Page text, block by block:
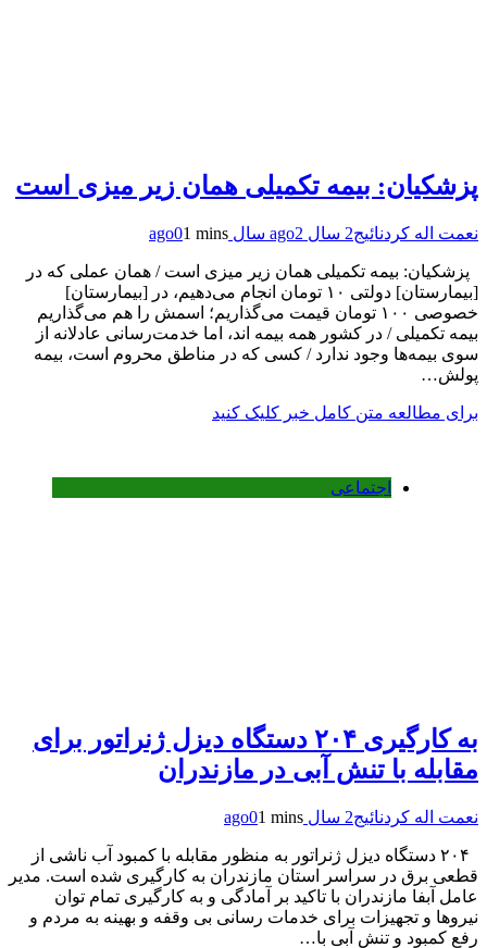
پزشکیان: بیمه تکمیلی همان زیر میزی است
نعمت اله کردنائیج2 سال ago 2 سال ago 01 mins
پزشکیان: بیمه تکمیلی همان زیر میزی است / همان عملی که در
[بیمارستان] دولتی ۱۰ تومان انجام می‌دهیم، در [بیمارستان]
خصوصی ۱۰۰ تومان قیمت می‌گذاریم؛ اسمش را هم می‌گذاریم
بیمه تکمیلی / در کشور همه بیمه اند، اما خدمت‌رسانی عادلانه از
سوی بیمه‌ها وجود ندارد / کسی که در مناطق محروم است، بیمه
پولش…
برای مطالعه متن کامل خبر کلیک کنید
اجتماعی
به کارگیری ۲۰۴ دستگاه دیزل ژنراتور برای
مقابله با تنش آبی در مازندران
نعمت اله کردنائیج2 سال ago 01 mins
۲۰۴ دستگاه دیزل ژنراتور به منظور مقابله با کمبود آب ناشی از
قطعی برق در سراسر استان مازندران به کارگیری شده است. مدیر
عامل آبفا مازندران با تاکید بر آمادگی و به کارگیری تمام توان
نیروها و تجهیزات برای خدمات رسانی بی وقفه و بهینه به مردم و
رفع کمبود و تنش آبی با…